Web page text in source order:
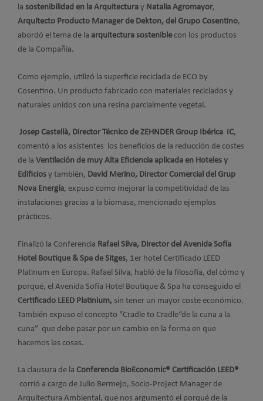
la sostenibilidad en la Arquitectura y Natalia Agromayor,
Arquitecto Producto Manager de Dekton, del Grupo Cosentino,
abordó el tema de la arquitectura sosteniblecon los productos
de la Compañía.
Como ejemplo, utilizó la superficie reciclada de ECO by
Cosentino. Un producto fabricado con materiales reciclados y
naturales unidos con una resina parcialmente vegetal.
Josep Castellà, Director Técnico de ZEHNDER Group Ibérica IC,
comentó a los asistentes los beneficios de la reducción de costes
de la Ventilación de muy Alta Eficiencia aplicada en Hoteles y
Edificios y también, David Merino, Director Comercial del Grup
Nova Energía, expuso como mejorar la competitividad de las
instalaciones gracias a la biomasa, mencionado ejemplos
prácticos.
Finalizó la Conferencia Rafael Silva, Director del Avenida Sofía
Hotel Boutique & Spa de Sitges, 1er hotel Certificado LEED
Platinum en Europa. Rafael Silva, habló de la filosofía, del cómo y
porqué, el Avenida Sofía Hotel Boutique & Spa ha conseguido el
Certificado LEED Platinium, sin tener un mayor coste económico.
También expuso el concepto “Cradle to Cradle“de la cuna a la
cuna” que debe pasar por un cambio en la forma en que
hacemos las cosas.
La clausura de la Conferencia BioEconomic® Certificación LEED®
corrió a cargo de Julio Bermejo, Socio-Project Manager de
Arquitectura Ambiental, que nos argumentó el porqué de la